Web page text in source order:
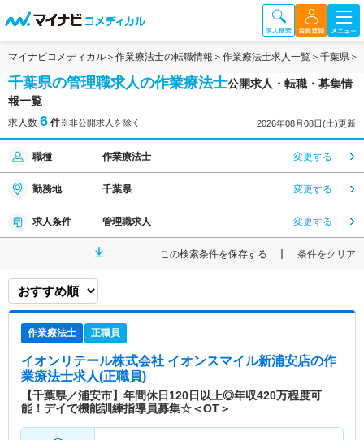
マイナビコメディカル 作業療法士の転職情報 作業療法士求人一覧 千葉県
千葉県の管理職求人の作業療法士公開求人・転職・募集情
報一覧
求人数 6 件※非公開求人を除く 2026年08月08日(土)更新
職種 作業療法士 変更する
勤務地 千葉県 変更する
求人条件 管理職求人 変更する
この検索条件を保存する 条件をクリア
作業療法士 正職員
イオンリテール株式会社 イオンスマイル新浦安店の作
業療法士求人(正職員)
【千葉県／浦安市】年間休日120日以上◎年収420万程度可
能！デイで機能訓練指導員募集☆＜OT＞